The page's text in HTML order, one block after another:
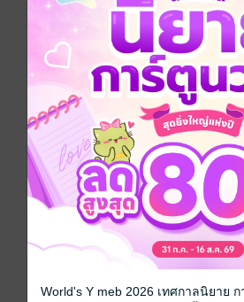
Achiever is the FREE magazine
successful business of modern’s
success can be inspired to anyone
for passion and positive directions
in relaxing and enjoyable mood
We are observers and astute
going on around us today. All
what affects us leaves an imprint
day discover and how we will one
ประเภทไฟล์
ความยาว
World's Y meb 2026 เทศกาลนิยาย